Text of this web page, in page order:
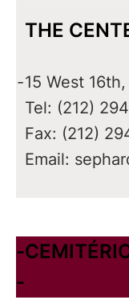
THE
-15 West
Tel: (212)
Fax: (212)
Email:
-
-